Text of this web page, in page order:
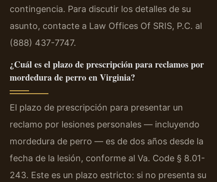
contingencia. Para discutir los detalles de su
asunto, contacte a Law Offices Of SRIS, P.C. al
(888) 437-7747.
¿Cuál es el plazo de prescripción para reclamos por
mordedura de perro en Virginia?
El plazo de prescripción para presentar un
reclamo por lesiones personales — incluyendo
mordedura de perro — es de dos años desde la
fecha de la lesión, conforme al Va. Code § 8.01-
243. Este es un plazo estricto: si no presenta su